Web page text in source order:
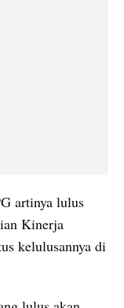
artinya lulus
Kinerja
kelulusannya di